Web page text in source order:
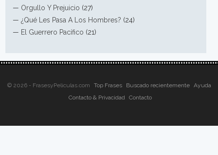
— Orgullo Y Prejuicio (27)
—¿Qué Les Pasa A Los Hombres? (24)
— El Guerrero Pacífico (21)
© 2026 - FrasesyPeliculas.com Top Frases Buscado recientemente
Ayuda
Contacto & Privacidad
Contacto